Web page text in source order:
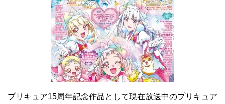
プリキュア15周年記念作品として現在放送中のプリキュア